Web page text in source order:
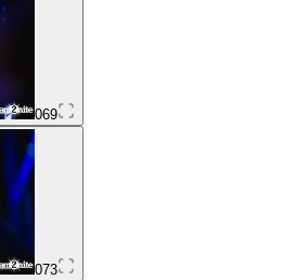
069
073